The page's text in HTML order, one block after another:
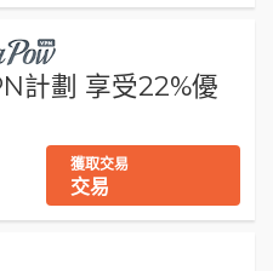
計劃 享受22%優
獲取交易
交易